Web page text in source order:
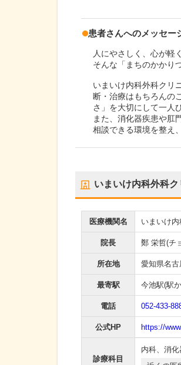
患者さんへのメッセー
人にやさしく、心が軽
そんな「まちのかかり
いまいけ内科外科クリ
断・治療はもちろんの
さ」を大切にして一人
また、消化器疾患や肛
相談できる環境を整え
いまいけ内科外科ク
医療機関名 いまいけ
院長 鄭 栄哲(チ
所在地 愛知県名
最寄駅 今池駅(駅
電話 052-433-
公式HP https://
診療科目
内科、 消化